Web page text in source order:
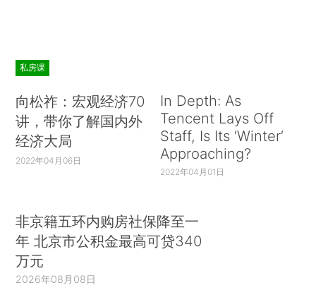
私房课
向松祚：宏观经济70
讲，带你了解国内外
经济大局
2022年04月06日
In Depth: As
Tencent Lays Off
Staff, Is Its ‘Winter’
Approaching?
2022年04月01日
非京籍五环内购房社保降至一
年 北京市公积金最高可贷340
万元
2026年08月08日